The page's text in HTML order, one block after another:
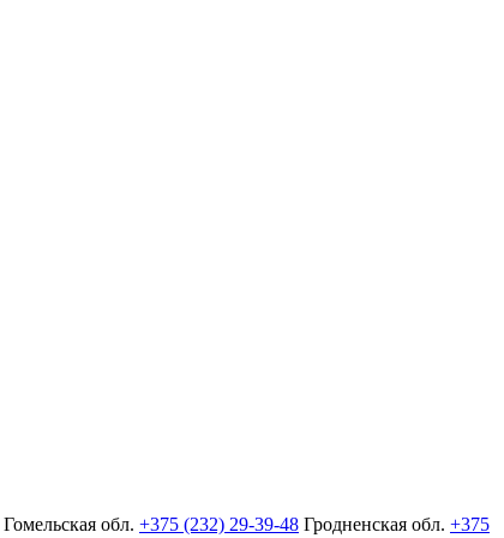
Гомельская обл. +375 (232) 29-39-48 Гродненская обл. +375